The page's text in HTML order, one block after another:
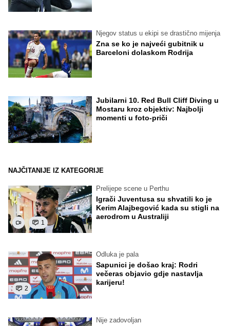
Njegov status u ekipi se drastično mijenja
Zna se ko je najveći gubitnik u
Barceloni dolaskom Rodrija
Jubilarni 10. Red Bull Cliff Diving u
Mostaru kroz objektiv: Najbolji
momenti u foto-priči
NAJČITANIJE IZ KATEGORIJE
1
Prelijepe scene u Perthu
Igrači Juventusa su shvatili ko je
Kerim Alajbegović kada su stigli na
aerodrom u Australiji
2
Odluka je pala
Sapunici je došao kraj: Rodri
večeras objavio gdje nastavlja
karijeru!
Nije zadovoljan